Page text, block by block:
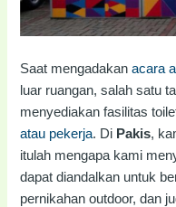
Saat mengadakanacara
luar ruangan, salah satu
menyediakan fasilitas
atau pekerja. Di Pakis,
itulah mengapa kami
dapat diandalkan untuk
pernikahan outdoor, dan